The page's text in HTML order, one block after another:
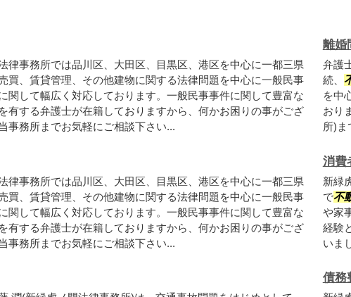
律事務所では品川区、大田区、目黒区、港区を中心に一都三県
買、賃貸管理、その他建物に関する法律問題を中心に一般民事
関して幅広く対応しております。一般民事事件に関して豊富な
有する弁護士が在籍しておりますから、何かお困りの事がござ
事務所までお気軽にご相談下さい...
離婚
弁護
続、
を中
おり
所)ま
律事務所では品川区、大田区、目黒区、港区を中心に一都三県
買、賃貸管理、その他建物に関する法律問題を中心に一般民事
関して幅広く対応しております。一般民事事件に関して豊富な
有する弁護士が在籍しておりますから、何かお困りの事がござ
事務所までお気軽にご相談下さい...
消費
新緑
で不
や家
経験
いま
債務